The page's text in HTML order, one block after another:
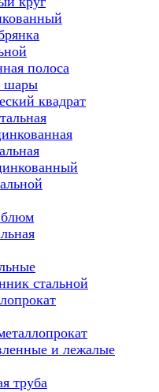
полоса
шары
квадрат
блюм
стальной
и лежалые
труба